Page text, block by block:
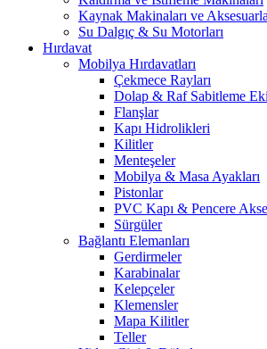
Kaynak Makinaları ve
Su Dalgıç & Su Motorları
Hırdavat
Mobilya Hırdavatları
Çekmece Rayları
Dolap & Raf Sabitleme
Flanşlar
Kapı Hidrolikleri
Kilitler
Menteşeler
Mobilya & Masa Ayakları
Pistonlar
PVC Kapı & Pencere
Sürgüler
Bağlantı Elemanları
Gerdirmeler
Karabinalar
Kelepçeler
Klemensler
Mapa Kilitler
Teller